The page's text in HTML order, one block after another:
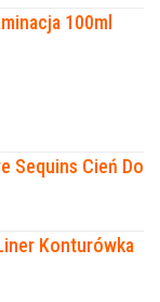
100ml
Sequins Cień Do
Konturówka